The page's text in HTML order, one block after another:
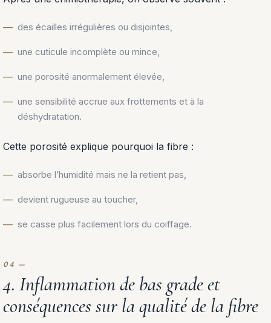
des écailles irrégulières ou disjointes,
une cuticule incomplète ou mince,
une porosité anormalement élevée,
une sensibilité accrue aux frottements et à la
déshydratation.
Cette porosité explique pourquoi la fibre :
absorbe l’humidité mais ne la retient pas,
devient rugueuse au toucher,
se casse plus facilement lors du coiffage.
4. Inflammation de bas grade et
conséquences sur la qualité de la fibre